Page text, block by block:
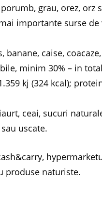
grau, orez, orz
importante surse
caise,
minim 30% – in
kj (324 kcal);
ceai, sucuri
uscate.
produse naturiste.